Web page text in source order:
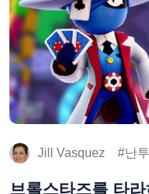
Jill Vasquez 난
브롤스타즈를 타